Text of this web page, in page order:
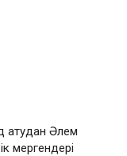
атудан Әлем
мергендері